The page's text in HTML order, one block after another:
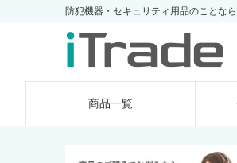
防犯機器・セキュリティ用品のことな
商品一覧